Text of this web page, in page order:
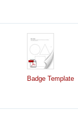
Badge Template